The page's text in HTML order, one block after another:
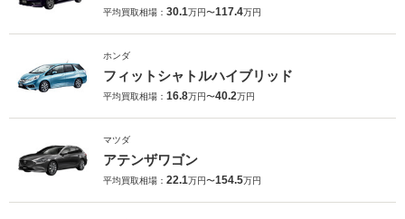
平均買取相場： 30.1万円〜117.4万円
ホンダ
フィットシャトルハイブリッド
平均買取相場： 16.8万円〜40.2万円
マツダ
アテンザワゴン
平均買取相場： 22.1万円〜154.5万円